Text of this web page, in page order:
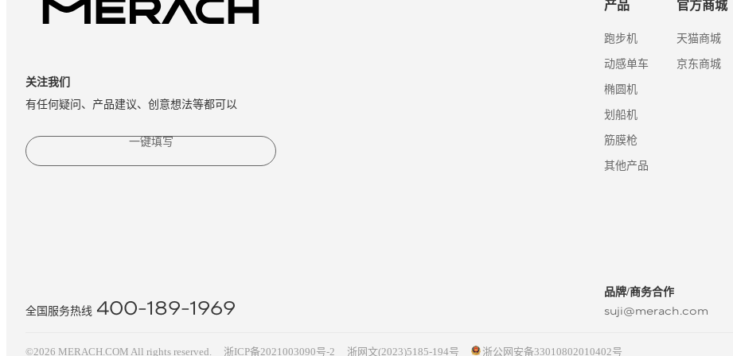
关注我们
有任何疑问、产品建议、创意想法等都可以
一键填写
全国服务热线 400-189-1969
产品
跑步机
动感单车
椭圆机
划船机
筋膜枪
其他产品
官方商城
天猫商城
京东商城
品牌/商务合作
suji@merach.com
©2026 MERACH.COM All rights reserved. 浙ICP备2021003090号-2 浙网文(2023)5185-194号 浙公网安备33010802010402号